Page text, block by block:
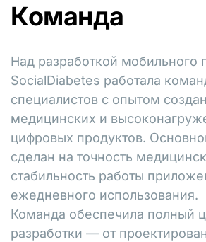
Команда
Над разработкой мобильного
SocialDiabetes работала
специалистов с опытом
медицинских и
цифровых продуктов.
сделан на точность
стабильность работы
ежедневного использования.
Команда обеспечила полный
разработки — от